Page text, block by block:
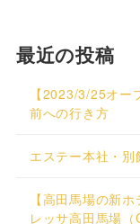
最近の投稿
【2023/3/25オー
前への行き方
エステー本社・
【高田馬場の新
レッサ高田馬場